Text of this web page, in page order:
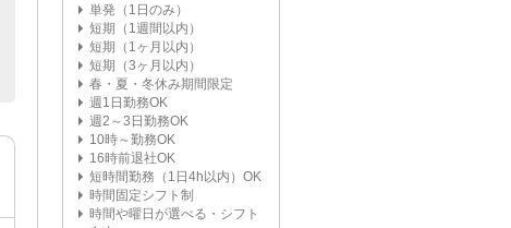
単発（1日のみ）
短期（1週間以内）
短期（1ヶ月以内）
短期（3ヶ月以内）
春・夏・冬休み期間限定
週1日勤務OK
週2～3日勤務OK
10時～勤務OK
16時前退社OK
短時間勤務（1日4h以内）OK
時間固定シフト制
時間や曜日が選べる・シフト